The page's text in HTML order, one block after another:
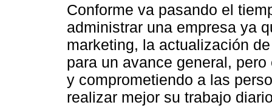
Conforme va pasando el
administrar una empresa ya
marketing, la actualización
para un avance general,
y comprometiendo a las
realizar mejor su trabajo